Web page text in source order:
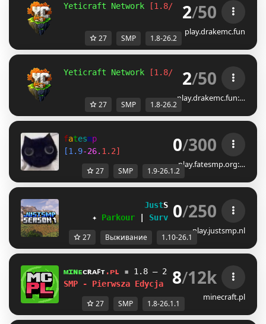
Yeticraft Network [1.8/26.2]Season 7
2/50
play.drakemc.fun
27 SMP 1.8-26.2
Yeticraft Network [1.8/26.2]Season 7
2/50
play.drakemc.fun:…
27 SMP 1.8-26.2
fatesmp
[1 . 9-26. 1 . 2] 0/300
play.fatesmp.org:…
27 SMP 1.9-26.1.2
JustSMP [1.10-26.1]
✦ Parkour Survival | Events
0/250
play.justsmp.nl
27 Выживание 1.10-26.1
ᴍɪɴᴇᴄʀᴀꜰᴛ.ᴘʟ ▪ 1.8 — 26.1.1
WSPARCIE
SMP - Pierwsza Edycja ! ?
8/12k
minecraft.pl
27 SMP 1.8-26.1.1